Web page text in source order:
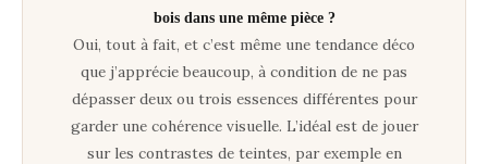
bois dans une même pièce ?
Oui, tout à fait, et c’est même une tendance déco
que j’apprécie beaucoup, à condition de ne pas
dépasser deux ou trois essences différentes pour
garder une cohérence visuelle. L’idéal est de jouer
sur les contrastes de teintes, par exemple en